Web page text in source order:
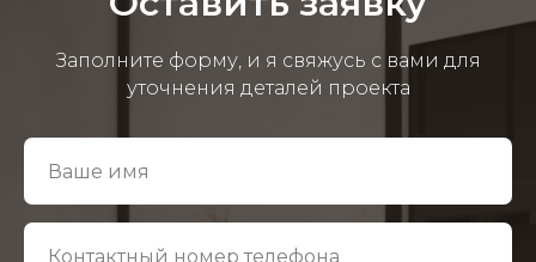
Заполните форму, и я свяжусь с вами для
уточнения деталей проекта